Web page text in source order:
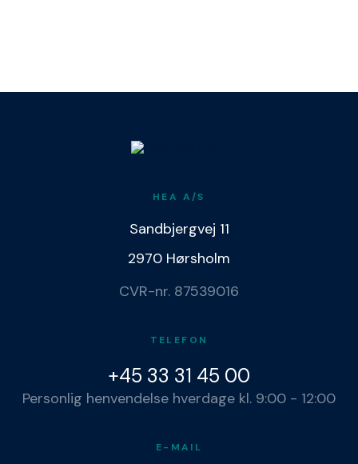
HEA A/S
Sandbjergvej 11
2970 Hørsholm
CVR-nr. 87539016
TELEFON
+45 33 31 45 00
Personlig henvendelse hverdage kl. 9:00 - 12:00
E-MAIL